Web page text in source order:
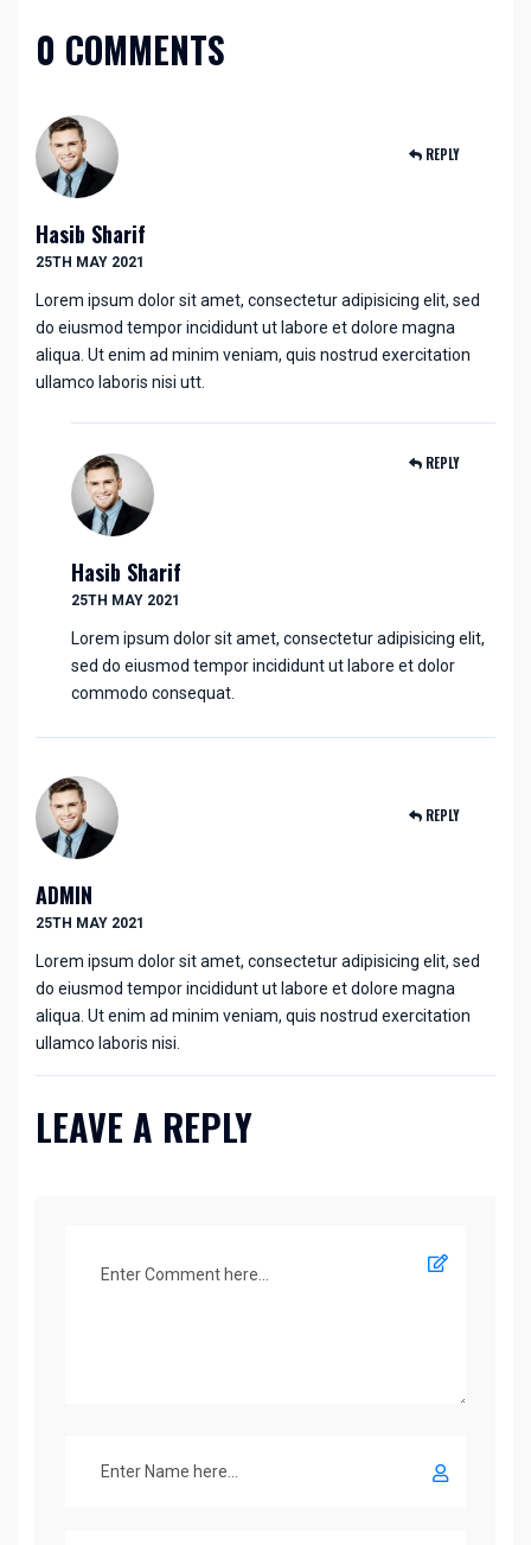
0 COMMENTS
Hasib Sharif
25TH MAY 2021
Lorem ipsum dolor sit amet, consectetur adipisicing elit, sed
do eiusmod tempor incididunt ut labore et dolore magna
aliqua. Ut enim ad minim veniam, quis nostrud exercitation
ullamco laboris nisi utt.
REPLY
Hasib Sharif
25TH MAY 2021
Lorem ipsum dolor sit amet, consectetur adipisicing elit,
sed do eiusmod tempor incididunt ut labore et dolor
commodo consequat.
REPLY
ADMIN
25TH MAY 2021
Lorem ipsum dolor sit amet, consectetur adipisicing elit, sed
do eiusmod tempor incididunt ut labore et dolore magna
aliqua. Ut enim ad minim veniam, quis nostrud exercitation
ullamco laboris nisi.
REPLY
LEAVE A REPLY